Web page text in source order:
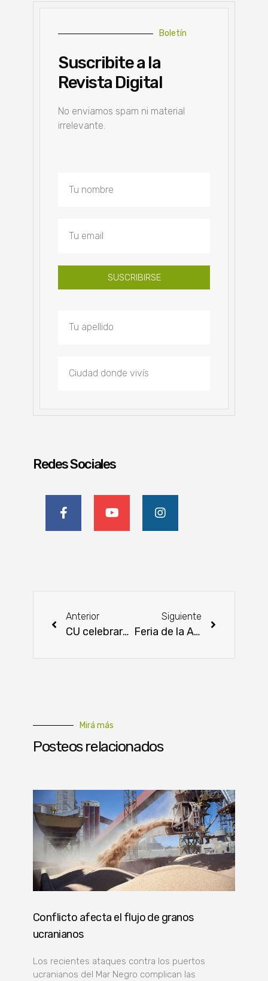
Boletín
Suscribite a la
Revista Digital
No enviamos spam ni material
irrelevante.
SUSCRIBIRSE
Redes Sociales
Anterior
CU celebrará el Día del Medio Ambiente con entrega de plantines
Siguiente
Feria de la Agricultura Familiar Campesina en el Abasto Norte de Limpio con variadas opciones para el público
Mirá más
Posteos relacionados
Conflicto afecta el flujo de granos
ucranianos
Los recientes ataques contra los puertos
ucranianos del Mar Negro complican las